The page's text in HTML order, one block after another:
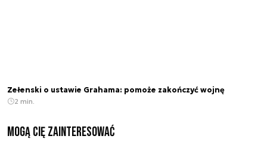
Zełenski o ustawie Grahama: pomoże zakończyć wojnę
2 min.
Mogą Cię zainteresować